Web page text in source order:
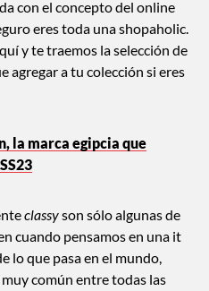
con el concepto del online
eres toda una shopaholic.
y te traemos la selección de
agregar a tu colección si eres
la marca egipcia que
classyson sólo algunas de
cuando pensamos en una it
lo que pasa en el mundo,
común entre todas las